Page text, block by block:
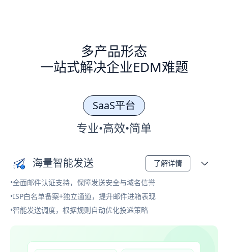
多产品形态
一站式解决企业EDM难题
SaaS平台
专业•高效•简单
海量智能发送 了解详情
•全面邮件认证支持，保障发送安全与域名信誉
•ISP白名单备案+独立通道，提升邮件进箱表现
•智能发送调度，根据规则自动优化投递策略